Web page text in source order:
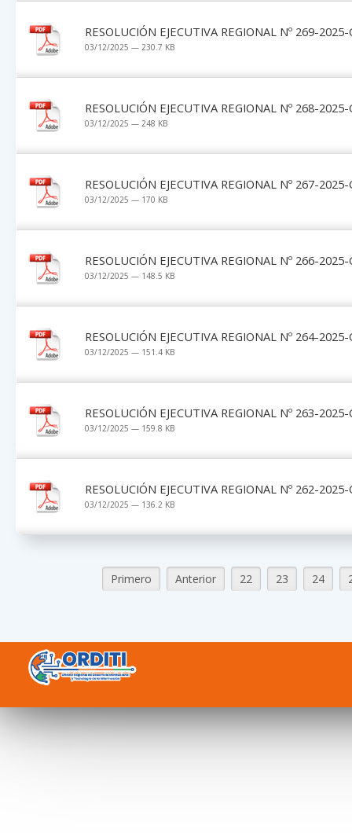
RESOLUCIÓN EJECUTIVA REGIONAL Nº 269-2025-
03/12/2025 — 230.7 KB
RESOLUCIÓN EJECUTIVA REGIONAL Nº 268-2025-
03/12/2025 — 248 KB
RESOLUCIÓN EJECUTIVA REGIONAL Nº 267-2025-
03/12/2025 — 170 KB
RESOLUCIÓN EJECUTIVA REGIONAL Nº 266-2025-
03/12/2025 — 148.5 KB
RESOLUCIÓN EJECUTIVA REGIONAL Nº 264-2025-
03/12/2025 — 151.4 KB
RESOLUCIÓN EJECUTIVA REGIONAL Nº 263-2025-
03/12/2025 — 159.8 KB
RESOLUCIÓN EJECUTIVA REGIONAL Nº 262-2025-
03/12/2025 — 136.2 KB
Primero Anterior 22 23 24